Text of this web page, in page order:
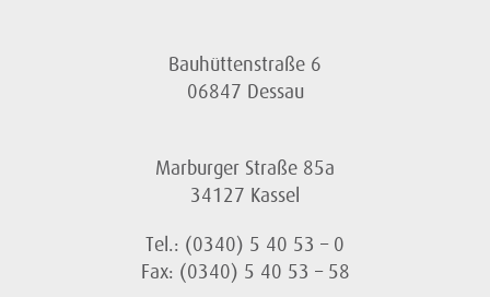
Bauhüttenstraße 6
06847 Dessau
Marburger Straße 85a
34127 Kassel
Tel.: (0340) 5 40 53 – 0
Fax: (0340) 5 40 53 – 58